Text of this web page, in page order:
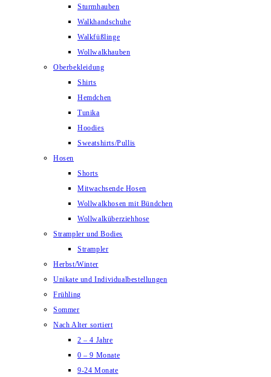
Sturmhauben
Walkhandschuhe
Walkfüßlinge
Wollwalkhauben
Oberbekleidung
Shirts
Hemdchen
Tunika
Hoodies
Sweatshirts/Pullis
Hosen
Shorts
Mitwachsende Hosen
Wollwalkhosen mit Bündchen
Wollwalküberziehhose
Strampler und Bodies
Strampler
Herbst/Winter
Unikate und Individualbestellungen
Frühling
Sommer
Nach Alter sortiert
2 – 4 Jahre
0 – 9 Monate
9-24 Monate